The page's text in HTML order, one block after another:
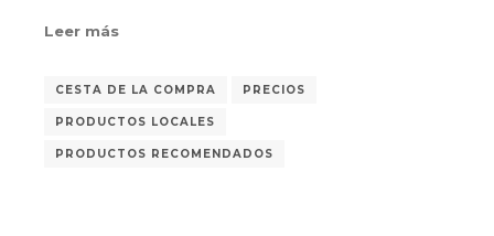
Leer más
CESTA DE LA COMPRA PRECIOS
PRODUCTOS LOCALES
PRODUCTOS RECOMENDADOS